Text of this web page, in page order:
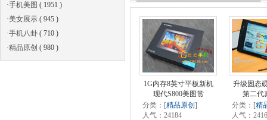
·手机美图 ( 1951 )
·美女展示 ( 945 )
·手机八卦 ( 710 )
·精品原创 ( 980 )
1G内存8英寸平板新机
现代S800美图赏
分类：[精品原创 ]
人气：24184
升级固态
第二代
分类：[精
人气：